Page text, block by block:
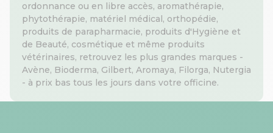
ordonnance ou en libre accès, aromathérapie,
phytothérapie, matériel médical, orthopédie,
produits de parapharmacie, produits d'Hygiène et
de Beauté, cosmétique et même produits
vétérinaires, retrouvez les plus grandes marques -
Avène, Bioderma, Gilbert, Aromaya, Filorga, Nutergia
- à prix bas tous les jours dans votre officine.